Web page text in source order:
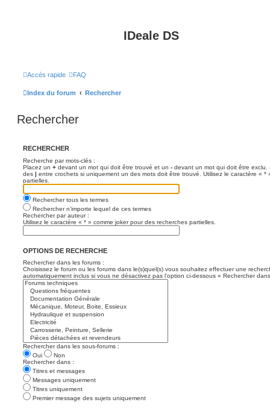
IDeale DS
Accès rapide FAQ
Index du forum Rechercher
Rechercher
RECHERCHER
Recherche par mots-clés :
Placez un + devant un mot qui doit être trouvé et un - devant un mot qui doit être
des | entre crochets si uniquement un des mots doit être trouvé. Utilisez le caractère « *
partielles.
Rechercher tous les termes
Rechercher n’importe lequel de ces termes
Rechercher par auteur :
Utilisez le caractère « * » comme joker pour des recherches partielles.
OPTIONS DE RECHERCHE
Rechercher dans les forums :
Choisissez le forum ou les forums dans le(s)quel(s) vous souhaitez effectuer une
automatiquement inclus si vous ne désactivez pas l’option ci-dessous « Rechercher
Rechercher dans les sous-forums :
Oui
Non
Rechercher dans :
Titres et messages
Messages uniquement
Titres uniquement
Premier message des sujets uniquement